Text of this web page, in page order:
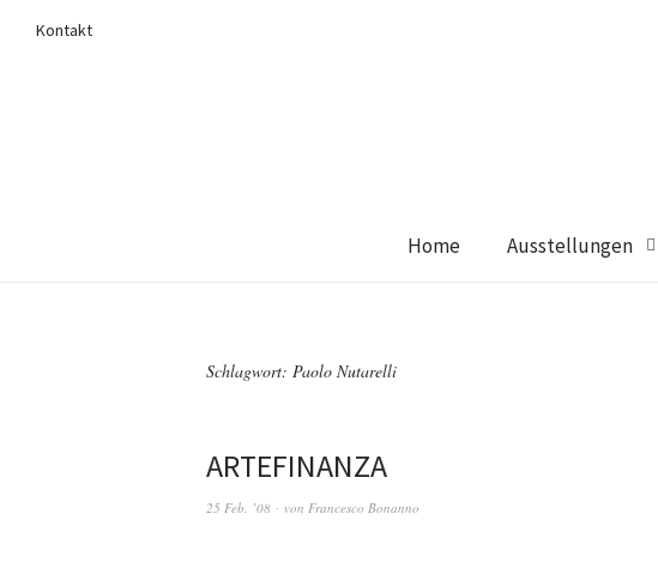
Kontakt
Home Ausstellungen
Schlagwort: Paolo Nutarelli
ARTEFINANZA
25 Feb. ’08 von Francesco Bonanno